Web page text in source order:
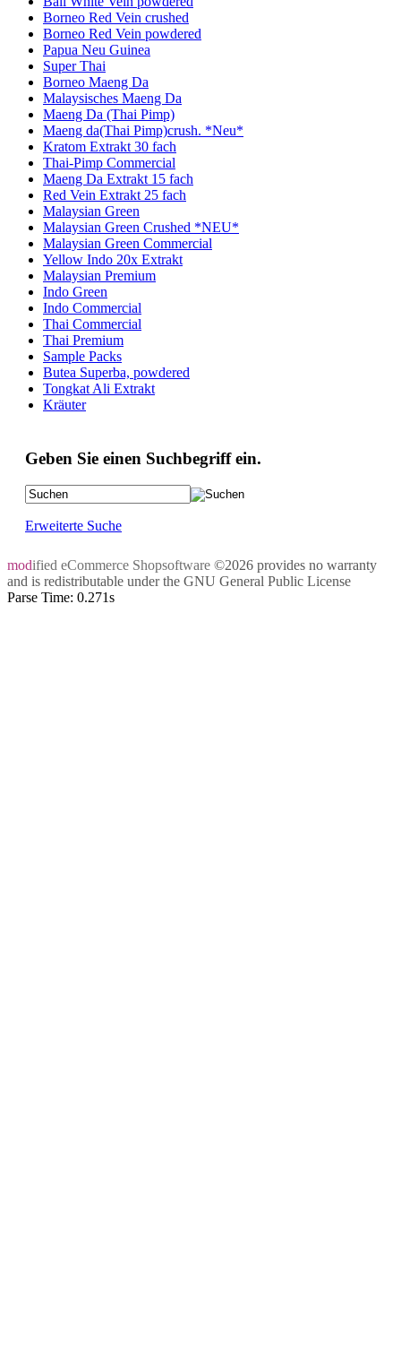
Borneo Red Vein crushed
Borneo Red Vein powdered
Papua Neu Guinea
Super Thai
Borneo Maeng Da
Malaysisches Maeng Da
Maeng Da (Thai Pimp)
Maeng da(Thai Pimp)crush. *Neu*
Kratom Extrakt 30 fach
Thai-Pimp Commercial
Maeng Da Extrakt 15 fach
Red Vein Extrakt 25 fach
Malaysian Green
Malaysian Green Crushed *NEU*
Malaysian Green Commercial
Yellow Indo 20x Extrakt
Malaysian Premium
Indo Green
Indo Commercial
Thai Commercial
Thai Premium
Sample Packs
Butea Superba, powdered
Tongkat Ali Extrakt
Kräuter
Geben Sie einen Suchbegriff ein.
Erweiterte Suche
modified eCommerce Shopsoftware ©2026 provides no warranty
and is redistributable under the GNU General Public License
Parse Time: 0.271s